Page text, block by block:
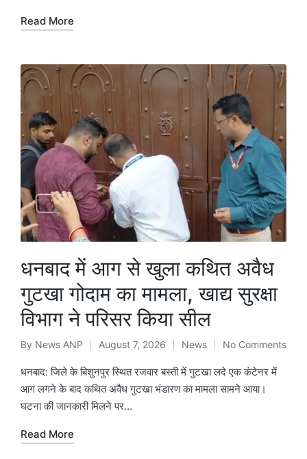
Read More
धनबाद में आग से खुला कथित अवैध
गुटखा गोदाम का मामला, खाद्य सुरक्षा
विभाग ने परिसर किया सील
Posted
by
By News ANP August 7, 2026
Posted
in
News No Comments
धनबाद: जिले के बिशुनपुर स्थित रजवार बस्ती में गुटखा लदे एक कंटेनर में
आग लगने के बाद कथित अवैध गुटखा भंडारण का मामला सामने आया।
घटना की जानकारी मिलने पर…
Read More